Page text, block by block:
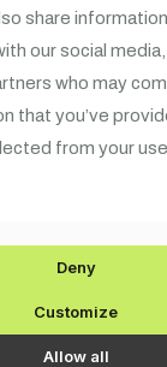
share
our social
who may
that you’ve
from your
Deny
Customize
Allow all